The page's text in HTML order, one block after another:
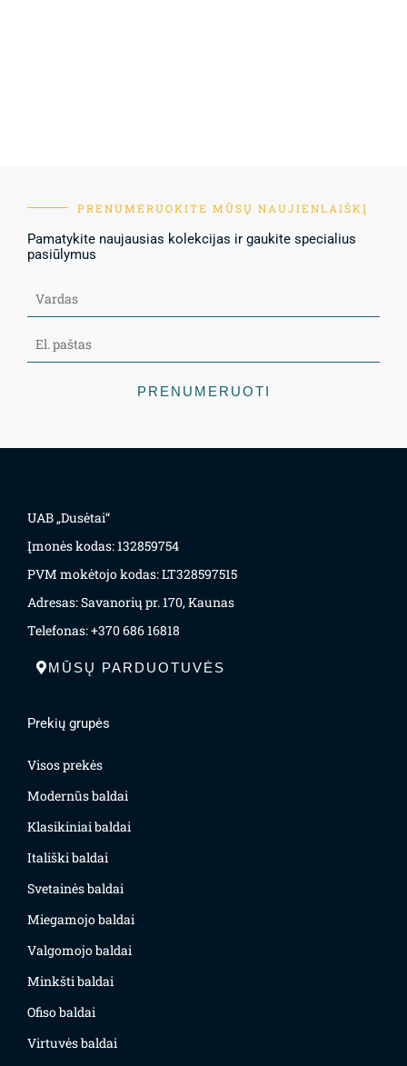
PRENUMERUOKITE MŪSŲ NAUJIENLAIŠKĮ
Pamatykite naujausias kolekcijas ir gaukite specialius
pasiūlymus
PRENUMERUOTI
UAB „Dusėtai“
Įmonės kodas: 132859754
PVM mokėtojo kodas: LT328597515
Adresas: Savanorių pr. 170, Kaunas
Telefonas: +370 686 16818
MŪSŲ PARDUOTUVĖS
Prekių grupės
Visos prekės
Modernūs baldai
Klasikiniai baldai
Itališki baldai
Svetainės baldai
Miegamojo baldai
Valgomojo baldai
Minkšti baldai
Ofiso baldai
Virtuvės baldai